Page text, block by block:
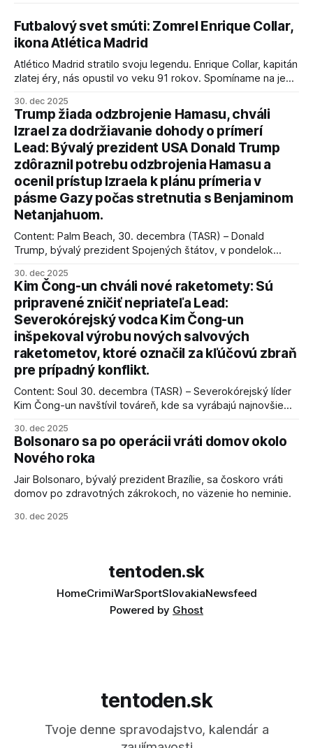
Futbalový svet smúti: Zomrel Enrique Collar,
ikona Atlética Madrid
Atlético Madrid stratilo svoju legendu. Enrique Collar, kapitán
zlatej éry, nás opustil vo veku 91 rokov. Spomíname na jeho
30. dec 2025
Trump žiada odzbrojenie Hamasu, chváli
Izrael za dodržiavanie dohody o prímerí
Lead: Bývalý prezident USA Donald Trump
zdôraznil potrebu odzbrojenia Hamasu a
ocenil prístup Izraela k plánu prímeria v
pásme Gazy počas stretnutia s Benjaminom
Netanjahuom.
Content: Palm Beach, 30. decembra (TASR) – Donald
Trump, bývalý prezident Spojených štátov, v pondelok
kľúčové pre úspešné dosiahnutie prímeria v Gaze. Agentúra
AFP informuje, že Trump vyjadril presvedčenie, že Izrael plní
podmienky dohody o prí
30. dec 2025
Kim Čong-un chváli nové raketomety: Sú
pripravené zničiť nepriateľa Lead:
Severokórejský vodca Kim Čong-un
inšpekoval výrobu nových salvových
raketometov, ktoré označil za kľúčovú zbraň
pre prípadný konflikt.
Content: Soul 30. decembra (TASR) – Severokórejský líder
Kim Čong-un navštívil továreň, kde sa vyrábajú najnovšie
schopnosti. Informovali o tom štátne médiá KĽDR, na ktoré
sa odvoláva agentúra AFP.
30. dec 2025
Bolsonaro sa po operácii vráti domov okolo
Nového roka
Jair Bolsonaro, bývalý prezident Brazílie, sa čoskoro vráti
domov po zdravotných zákrokoch, no väzenie ho neminie.
30. dec 2025
tentoden.sk
HomeCrimiWarSportSlovakiaNewsfeed
Powered by Ghost
tentoden.sk
Tvoje denne spravodajstvo, kalendár a